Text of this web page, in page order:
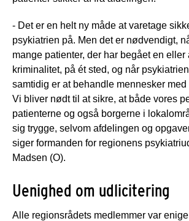
- Det er en helt ny måde at varetage
psykiatrien på. Men det er nødvendigt,
mange patienter, der har begået en eller
kriminalitet, på ét sted, og når
samtidig er at behandle mennesker
Vi bliver nødt til at sikre, at både vores
patienterne og også borgerne i
sig trygge, selvom afdelingen og
siger formanden for regionens
Madsen (O).
Uenighed om udlicitering
Alle regionsrådets medlemmer var